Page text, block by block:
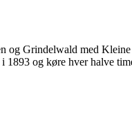
og Grindelwald med
1893 og køre hver halve